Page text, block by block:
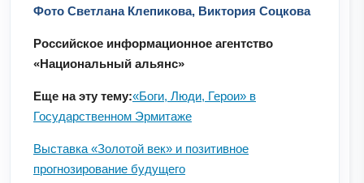
Фото Светлана Клепикова, Виктория Соцкова
Российское информационное агентство
«Национальный альянс»
Еще на эту тему:«Боги, Люди, Герои» в
Государственном Эрмитаже
Выставка «Золотой век» и позитивное
прогнозирование будущего